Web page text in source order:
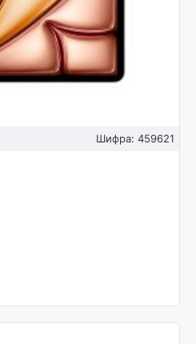
Шифра: 459621